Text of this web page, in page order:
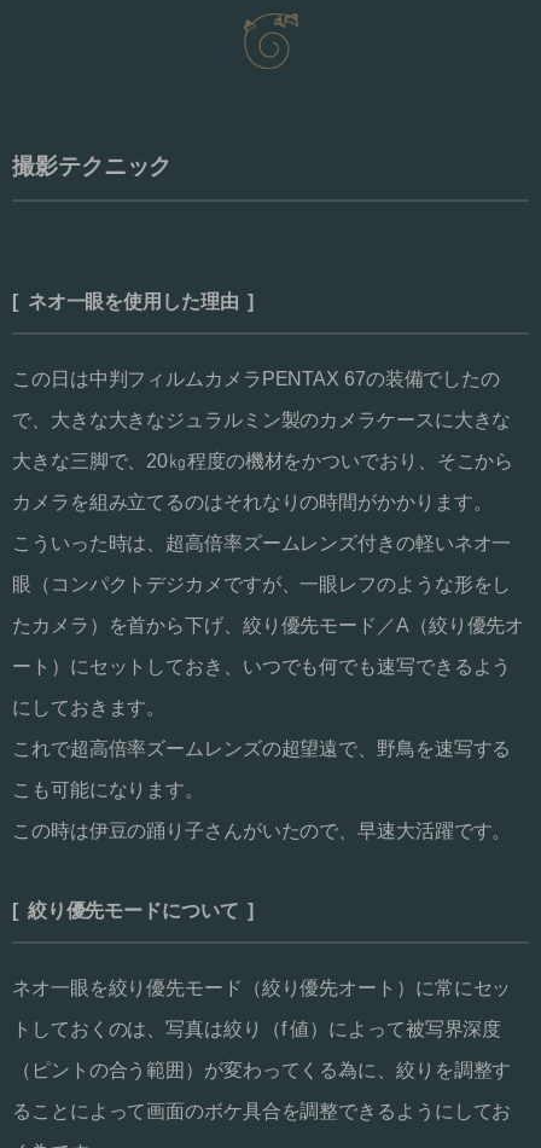
撮影テクニック
[ ネオ一眼を使用した理由 ]
この日は中判フィルムカメラPENTAX 67の装備でしたの
で、大きな大きなジュラルミン製のカメラケースに大きな
大きな三脚で、20㎏程度の機材をかついでおり、そこから
カメラを組み立てるのはそれなりの時間がかかります。
こういった時は、超高倍率ズームレンズ付きの軽いネオ一
眼（コンパクトデジカメですが、一眼レフのような形をし
たカメラ）を首から下げ、絞り優先モード／A（絞り優先オ
ート）にセットしておき、いつでも何でも速写できるよう
にしておきます。
これで超高倍率ズームレンズの超望遠で、野鳥を速写する
こも可能になります。
この時は伊豆の踊り子さんがいたので、早速大活躍です。
[ 絞り優先モードについて ]
ネオ一眼を絞り優先モード（絞り優先オート）に常にセッ
トしておくのは、写真は絞り（f 値）によって被写界深度
（ピントの合う範囲）が変わってくる為に、絞りを調整す
ることによって画面のボケ具合を調整できるようにしてお